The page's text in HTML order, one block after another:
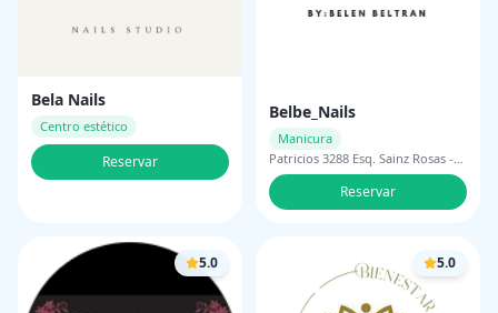
Bela Nails
Centro estético
Reservar
Belbe_Nails
Manicura
Patricios 3288 Esq. Sainz Rosas -
Ituzaingo Montevideo
Reservar
5.0 5.0